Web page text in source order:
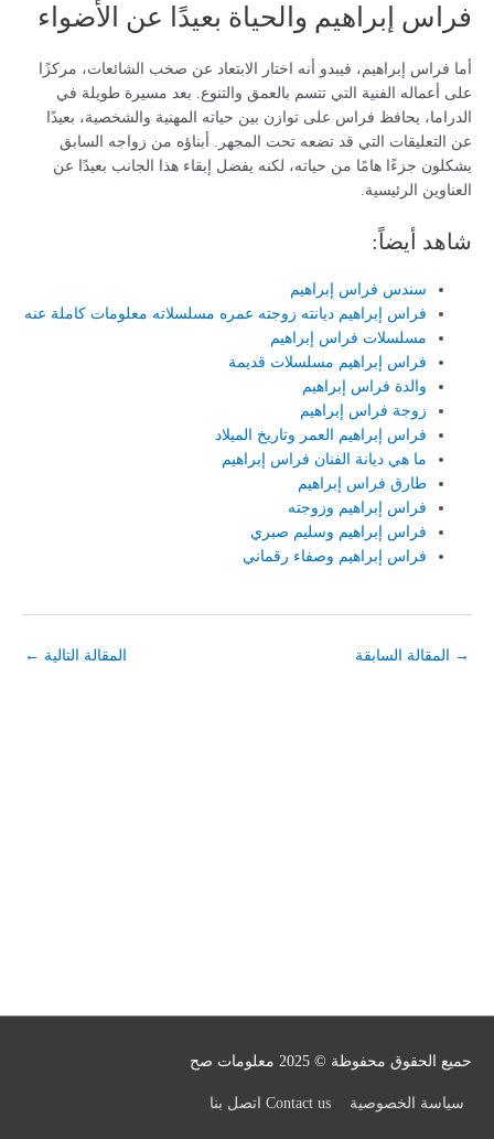
فراس إبراهيم والحياة بعيدًا عن الأضواء
أما فراس إبراهيم، فيبدو أنه اختار الابتعاد عن صخب الشائعات، مركزًا
على أعماله الفنية التي تتسم بالعمق والتنوع. بعد مسيرة طويلة في
الدراما، يحافظ فراس على توازن بين حياته المهنية والشخصية، بعيدًا
عن التعليقات التي قد تضعه تحت المجهر. أبناؤه من زواجه السابق
يشكلون جزءًا هامًا من حياته، لكنه يفضل إبقاء هذا الجانب بعيدًا عن
العناوين الرئيسية.
شاهد أيضاً:
سندس فراس إبراهيم
فراس إبراهيم ديانته زوجته عمره مسلسلاته معلومات كاملة عنه
مسلسلات فراس إبراهيم
فراس إبراهيم مسلسلات قديمة
والدة فراس إبراهيم
زوجة فراس إبراهيم
فراس إبراهيم العمر وتاريخ الميلاد
ما هي ديانة الفنان فراس إبراهيم
طارق فراس إبراهيم
فراس إبراهيم وزوجته
فراس إبراهيم وسليم صبري
فراس إبراهيم وصفاء رقماني
→ المقالة السابقة المقالة التالية ←
حميع الحقوق محفوظة © 2025 معلومات صح
سياسة الخصوصية Contact us اتصل بنا